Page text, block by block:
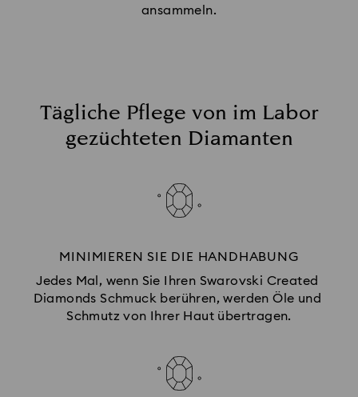
ansammeln.
Tägliche Pflege von im Labor
gezüchteten Diamanten
MINIMIEREN SIE DIE HANDHABUNG
Jedes Mal, wenn Sie Ihren Swarovski Created
Diamonds Schmuck berühren, werden Öle und
Schmutz von Ihrer Haut übertragen.